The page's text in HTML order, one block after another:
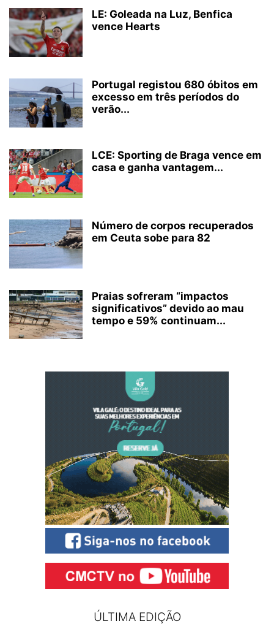
LE: Goleada na Luz, Benfica
vence Hearts
Portugal registou 680 óbitos em
excesso em três períodos do
verão...
LCE: Sporting de Braga vence em
casa e ganha vantagem...
Número de corpos recuperados
em Ceuta sobe para 82
Praias sofreram “impactos
significativos” devido ao mau
tempo e 59% continuam...
ÚLTIMA EDIÇÃO